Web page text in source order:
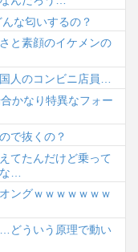
な匂いするの？
と素顔のイケメンの
人のコンビニ店員…
かなり特異なフォー
で抜くの？
てたんだけど乗って
…
ングｗｗｗｗｗｗｗ
どういう原理で動い